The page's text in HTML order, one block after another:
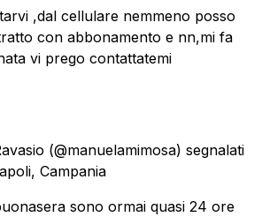
,dal cellulare nemmeno posso
con abbonamento e nn,mi fa
vi prego contattatemi
(@manuelamimosa) segnalati
Campania
sono ormai quasi 24 ore